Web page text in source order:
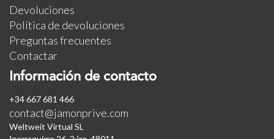
Devoluciones
Política de devoluciones
Preguntas frecuentes
Contactar
Información de contacto
+34 667 681 466
contact@jamonprive.com
Weltweit Virtual SL